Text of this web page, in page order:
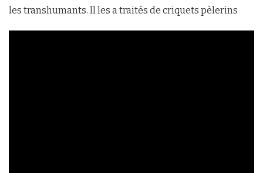
les transhumants. Il les a traités de criquets pèlerins